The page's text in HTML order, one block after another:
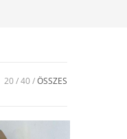
20 40 ÖSSZES